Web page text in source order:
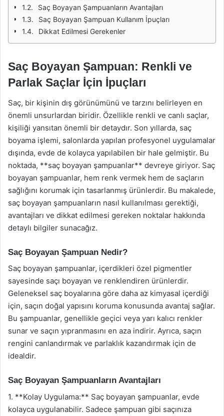
Saç Boyayan Şampuanların Avantajları
Saç Boyayan Şampuan Kullanım İpuçları
Dikkat Edilmesi Gerekenler
Saç Boyayan Şampuan: Renkli ve
Parlak Saçlar İçin İpuçları
Saç, bir kişinin dış görünümünü ve tarzını belirleyen en
önemli unsurlardan biridir. Özellikle renkli ve canlı saçlar,
kişiliği yansıtan önemli bir detaydır. Son yıllarda, saç
boyama işlemi, salonlarda yapılan profesyonel uygulamalar
dışında, evde de kolayca yapılabilen bir hale gelmiştir. Bu
noktada, **saç boyayan şampuanlar** devreye giriyor. Saç
boyayan şampuanlar, hem renk vermek hem de saçların
sağlığını korumak için tasarlanmış ürünlerdir. Bu makalede,
saç boyayan şampuanların nasıl kullanılması gerektiği,
avantajları ve dikkat edilmesi gereken noktalar hakkında
detaylı bilgiler sunacağız.
Saç Boyayan Şampuan Nedir?
Saç boyayan şampuanlar, içerdikleri özel pigmentler
sayesinde saçı boyayan ve renklendiren ürünlerdir.
Geleneksel saç boyalarına göre daha az kimyasal içerdiği
için, saçın doğal yapısını koruma konusunda avantaj sağlar.
Bu şampuanlar, genellikle geçici veya yarı kalıcı renkler
sunar ve saçın yıpranmasını en aza indirir. Ayrıca, saçın
rengini canlandırmak ve parlaklık kazandırmak için de
idealdir.
Saç Boyayan Şampuanların Avantajları
1. **Kolay Uygulama:** Saç boyayan şampuanlar, evde
kolayca uygulanabilir. Sadece şampuan gibi saçınıza